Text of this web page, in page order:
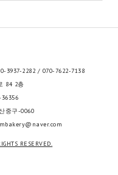
3937-2282 / 070-7622-7138
84 2층
중구-0060
RESERVED.